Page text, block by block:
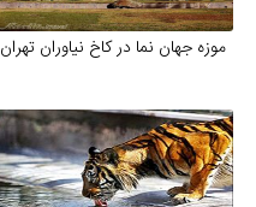
موزه جهان نما در کاخ نیاوران تهران